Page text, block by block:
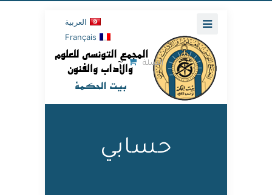
العربية
Français
السلة
حسابي